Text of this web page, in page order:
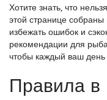
Хотите знать, что
этой странице
избежать ошибок и
рекомендации для
чтобы каждый ваш
Правила в